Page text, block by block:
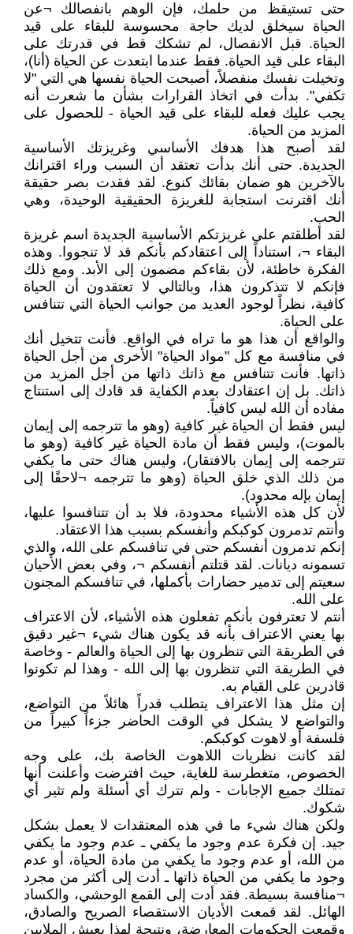
حتى تستيقظ من حلمك، فإن الوهم بانفصالك ¬عن
الحياة سيخلق لديك حاجة محسوسة للبقاء على قيد
الحياة. قبل الانفصال، لم تشكك قط في قدرتك على
البقاء على قيد الحياة. فقط عندما ابتعدت عن الحياة (أنا)،
وتخيلت نفسك منفصلاً، أصبحت الحياة نفسها هي التي "لا
تكفي". بدأت في اتخاذ القرارات بشأن ما شعرت أنه
يجب عليك فعله للبقاء على قيد الحياة - للحصول على
المزيد من الحياة.
لقد أصبح هذا هدفك الأساسي وغريزتك الأساسية
الجديدة. حتى أنك بدأت تعتقد أن السبب وراء اقترانك
بالآخرين هو ضمان بقائك كنوع. لقد فقدت بصر حقيقة
أنك اقترنت استجابة للغريزة الحقيقية الوحيدة، وهي
الحب.
لقد أطلقتم على غريزتكم الأساسية الجديدة اسم غريزة
البقاء ¬، استناداً إلى اعتقادكم بأنكم قد لا تنجووا. وهذه
الفكرة خاطئة، لأن بقاءكم مضمون إلى الأبد. ومع ذلك
فإنكم لا تتذكرون هذا، وبالتالي لا تعتقدون أن الحياة
كافية، نظراً لوجود العديد من جوانب الحياة التي تتنافس
على الحياة.
والواقع أن هذا هو ما تراه في الواقع. فأنت تتخيل أنك
في منافسة مع كل "مواد الحياة" الأخرى من أجل الحياة
ذاتها. فأنت تتنافس مع ذاتك ذاتها من أجل المزيد من
ذاتك. بل إن اعتقادك بعدم الكفاية قد قادك إلى استنتاج
مفاده أن الله ليس كافياً.
ليس فقط أن الحياة غير كافية (وهو ما تترجمه إلى إيمان
بالموت)، وليس فقط أن مادة الحياة غير كافية (وهو ما
تترجمه إلى إيمان بالافتقار)، وليس هناك حتى ما يكفي
من ذلك الذي خلق الحياة (وهو ما تترجمه ¬لاحقًا إلى
إيمان بإله محدود).
لأن كل هذه الأشياء محدودة، فلا بد أن تتنافسوا عليها،
وأنتم تدمرون كوكبكم وأنفسكم بسبب هذا الاعتقاد.
إنكم تدمرون أنفسكم حتى في تنافسكم على الله، والذي
تسمونه ديانات. لقد قتلتم أنفسكم ¬، وفي بعض الأحيان
سعيتم إلى تدمير حضارات بأكملها، في تنافسكم المجنون
على الله.
أنتم لا تعترفون بأنكم تفعلون هذه الأشياء، لأن الاعتراف
بها يعني الاعتراف بأنه قد يكون هناك شيء ¬غير دقيق
في الطريقة التي تنظرون بها إلى الحياة والعالم - وخاصة
في الطريقة التي تنظرون بها إلى الله - وهذا لم تكونوا
قادرين على القيام به.
إن مثل هذا الاعتراف يتطلب قدراً هائلاً من التواضع،
والتواضع لا يشكل في الوقت الحاضر جزءاً كبيراً من
فلسفة أو لاهوت كوكبكم.
لقد كانت نظريات اللاهوت الخاصة بك، على وجه
الخصوص، متغطرسة للغاية، حيث افترضت وأعلنت أنها
تمتلك جميع الإجابات - ولم تترك أي أسئلة ولم تثير أي
شكوك.
ولكن هناك شيء ما في هذه المعتقدات لا يعمل بشكل
جيد. إن فكرة عدم وجود ما يكفي ـ عدم وجود ما يكفي
من الله، أو عدم وجود ما يكفي من مادة الحياة، أو عدم
وجود ما يكفي من الحياة ذاتها ـ أدت إلى أكثر من مجرد
¬منافسة بسيطة. فقد أدت إلى القمع الوحشي، والكساد
الهائل. لقد قمعت الأديان الاستقصاء الصريح والصادق،
وقمعت الحكومات المعارضة، ونتيجة لهذا يعيش الملايين